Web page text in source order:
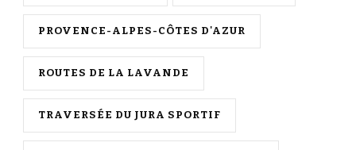
PROVENCE-ALPES-CÔTES D'AZUR
ROUTES DE LA LAVANDE
TRAVERSÉE DU JURA SPORTIF